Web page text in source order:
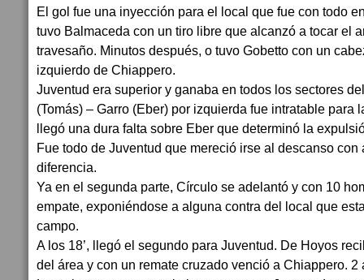
El gol fue una inyección para el local que fue con todo
tuvo Balmaceda con un tiro libre que alcanzó a tocar el
travesaño. Minutos después, o tuvo Gobetto con un
izquierdo de Chiappero.
Juventud era superior y ganaba en todos los sectores
(Tomás) – Garro (Eber) por izquierda fue intratable para
llegó una dura falta sobre Eber que determinó la
Fue todo de Juventud que mereció irse al descanso con
diferencia.
Ya en el segunda parte, Círculo se adelantó y con 10
empate, exponiéndose a alguna contra del local que
campo.
A los 18’, llegó el segundo para Juventud. De Hoyos
del área y con un remate cruzado venció a Chiappero. 2